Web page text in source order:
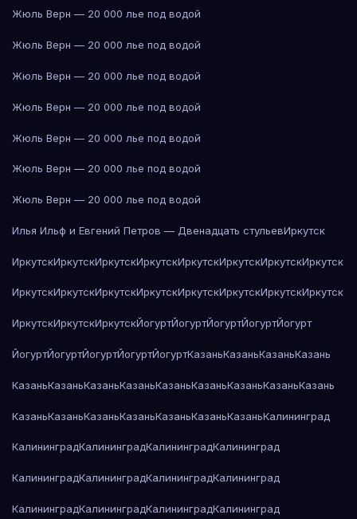
Жюль Верн — 20 000 лье под водой
Жюль Верн — 20 000 лье под водой
Жюль Верн — 20 000 лье под водой
Жюль Верн — 20 000 лье под водой
Жюль Верн — 20 000 лье под водой
Жюль Верн — 20 000 лье под водой
Жюль Верн — 20 000 лье под водой
Илья Ильф и Евгений Петров — Двенадцать стульевИркутск
ИркутскИркутскИркутскИркутскИркутскИркутскИркутскИркутск
ИркутскИркутскИркутскИркутскИркутскИркутскИркутскИркутск
ИркутскИркутскИркутскЙогуртЙогуртЙогуртЙогуртЙогурт
ЙогуртЙогуртЙогуртЙогуртЙогуртКазаньКазаньКазаньКазань
КазаньКазаньКазаньКазаньКазаньКазаньКазаньКазаньКазань
КазаньКазаньКазаньКазаньКазаньКазаньКазаньКалининград
КалининградКалининградКалининградКалининград
КалининградКалининградКалининградКалининград
КалининградКалининградКалининградКалининград